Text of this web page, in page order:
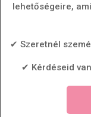
lehetőségeire,
✔ Szeretnél
✔ Kérdéseid